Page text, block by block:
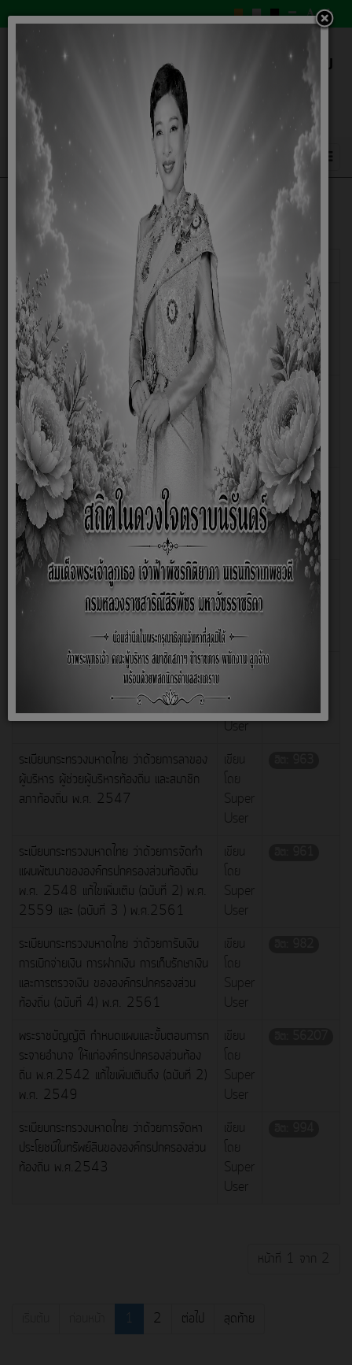
แสดง
ชื่อ
พระราชบัญญัติ สภาตำบลและองค์การบริหาร
ส่วนตำบล พ.ศ. 2537
Super
User
ฮิต: 4234
ระเบียบกระทรวงมหาดไทย ว่าด้วยข้อ
บังคับการประชุมสภาท้องถิ่น พ.ศ 2547
(แก้ไขเพิ่มเติ่ม (ฉบับที่ 2 ) พ.ศ. 2554)
Super
User
ฮิต: 849
ระเบียบกระทรวงมหาดไทย ว่าด้วยเงินอุดหนุน
ขององค์กรปกครองส่วนท้องถิ่น (ฉบับที่ 2)
พ.ศ. 2563
เขียน
โดย
Super
User
ฮิต: 8745
ระเบียบกระทรวงมหาดไทยว่าด้วยวิธีการงบ
ประมาณขององค์กรปกครองส่วนท้องถิ่น
พ.ศ. 2563
เขียน
โดย
Super
User
ฮิต: 4312
ระเบียบกระทรวงมหาดไทย ว่าด้วยการกู้เงิน
ขององค์การบริหารส่วนตำบล พ.ศ. 2563
เขียน
Super
User
ระเบียบกระทรวงมหาดไทย ว่าด้วยการลาของ
ผู้บริหาร ผู้ช่วยผู้บริหารท้องถิ่น และสมาชิก
สภาท้องถิ่น พ.ศ. 2547
เขียน
โดย
Super
User
ระเบียบกระทรวงมหาดไทย ว่าด้วยการจัดทำ
แผนพัฒนาขององค์กรปกครองส่วนท้องถิ่น
พ.ศ. 2548 แก้ไขเพิ่มเติม (ฉบับที่ 2) พ.ศ.
2559 และ (ฉบับที่ 3 ) พ.ศ.2561
เขียน
โดย
Super
User
ระเบียบกระทรวงมหาดไทย ว่าด้วยการับเงิน
การเบิกจ่ายเงิน การฝากเงิน การเก็บรักษาเงิน
และการตรวจเงิน ขององค์กรปกครองส่วน
ท้องถิ่น (ฉบับที่ 4) พ.ศ. 2561
เขียน
โดย
Super
User
พระราชบัญญัติ กำหนดแผนและขั้นตอนการก
ระจายอำนาจ ให้แก่องค์กรปกครองส่วนท้อง
ถิ่น พ.ศ.2542 แก้ไขเพิ่มเติมถึง (ฉบับที่ 2)
พ.ศ. 2549
เขียน
โดย
Super
User
ระเบียบกระทรวงมหาดไทย ว่าด้วยการจัดหา
ประโยชน์ในทรัพย์สินขององค์กรปกครองส่วน
ท้องถิ่น พ.ศ.2543
เขียน
โดย
Super
User
หน้าที่ 1 จาก 2
1 2 ต่อไป สุดท้าย